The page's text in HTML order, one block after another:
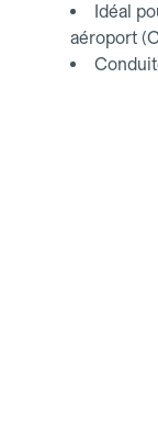
Idéal
aéroport